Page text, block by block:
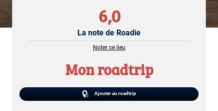
6,0
La note de Roadie
Noter ce lieu
Mon roadtrip
Ajouter au roadtrip